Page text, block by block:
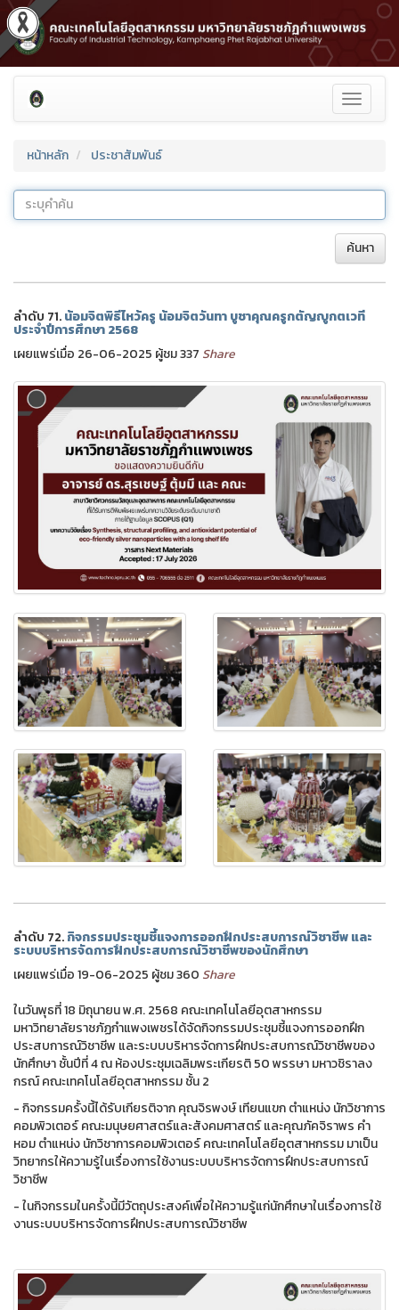
Toggle
หน้าหลัก
ประชาสัมพันธ์
ค้นหา
ลำดับ 71.น้อมจิตพิธีไหว้ครู น้อมจิตวันทา บูชาคุณครูกตัญญูกตเวที
ประจำปีการศึกษา 2568
เผยแพร่เมื่อ 26-06-2025 ผู้ชม 337 Share
ลำดับ 72.กิจกรรมประชุมชี้แจงการออกฝึกประสบการณ์วิชาชีพ และ
ระบบบริหารจัดการฝึกประสบการณ์วิชาชีพของนักศึกษา
เผยแพร่เมื่อ 19-06-2025 ผู้ชม 360 Share
ในวันพุธที่ 18 มิถุนายน พ.ศ. 2568 คณะเทคโนโลยีอุตสาหกรรม
มหาวิทยาลัยราชภัฏกำแพงเพชรได้จัดกิจกรรมประชุมชี้แจงการออกฝึก
ประสบการณ์วิชาชีพ และระบบบริหารจัดการฝึกประสบการณ์วิชาชีพของ
นักศึกษา ชั้นปีที่ 4 ณ ห้องประชุมเฉลิมพระเกียรติ 50 พรรษา มหาวชิราลง
กรณ์ คณะเทคโนโลยีอุตสาหกรรม ชั้น 2
- กิจกรรมครั้งนี้ได้รับเกียรติจาก คุณจิรพงษ์ เทียนแขก ตำแหน่ง นักวิชาการ
คอมพิวเตอร์ คณะมนุษยศาสตร์และสังคมศาสตร์ และคุณภัคจิราพร คำ
หอม ตำแหน่ง นักวิชาการคอมพิวเตอร์ คณะเทคโนโลยีอุตสาหกรรม มาเป็น
วิทยากรให้ความรู้ในเรื่องการใช้งานระบบบริหารจัดการฝึกประสบการณ์
วิชาชีพ
- ในกิจกรรมในครั้งนี้มีวัตถุประสงค์เพื่อให้ความรู้แก่นักศึกษาในเรื่องการใช้
งานระบบบริหารจัดการฝึกประสบการณ์วิชาชีพ